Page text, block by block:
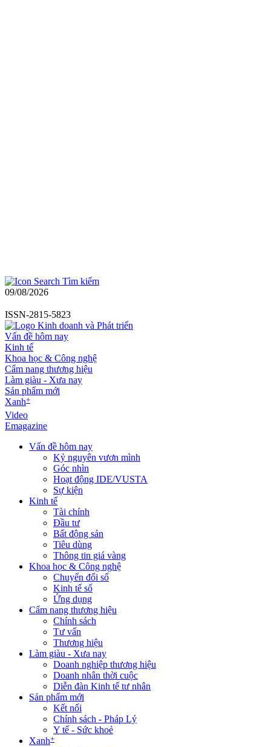
Tìm kiếm
09/08/2026
ISSN-2815-5823
Vấn đề hôm nay
Kinh tế
Khoa học & Công nghệ
Cẩm nang thương hiệu
Làm giàu - Xưa nay
Sản phẩm mới
Xanh+
Video
Emagazine
Vấn đề hôm nay
Kỷ nguyên vươn mình
Góc nhìn
Hoạt động IDE/VUSTA
Sự kiện
Kinh tế
Tài chính
Đầu tư
Bất động sản
Tiêu dùng
Thông tin giá vàng
Khoa học & Công nghệ
Chuyển đổi số
Kinh tế số
Ứng dụng
Cẩm nang thương hiệu
Chính sách
Tư vấn
Thương hiệu
Làm giàu - Xưa nay
Doanh nghiệp thương hiệu
Doanh nhân thời cuộc
Diễn đàn Kinh tế tư nhân
Sản phẩm mới
Kết nối
Chính sách - Pháp Lý
Y tế - Sức khoẻ
Xanh+